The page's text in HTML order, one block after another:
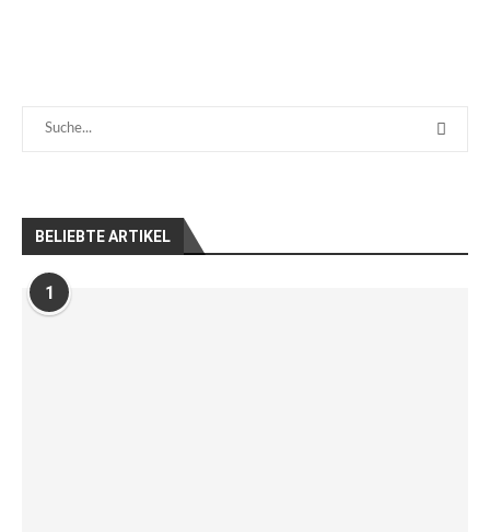
BELIEBTE ARTIKEL
1